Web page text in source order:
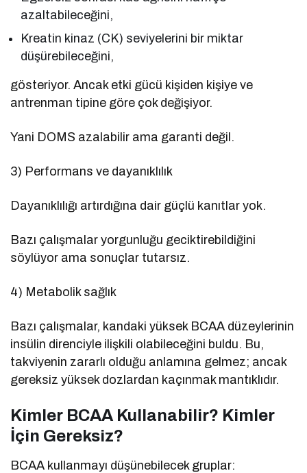
azaltabileceğini,
Kreatin kinaz (CK) seviyelerini bir miktar
düşürebileceğini,
gösteriyor. Ancak etki gücü kişiden kişiye ve
antrenman tipine göre çok değişiyor.
Yani DOMS azalabilir ama garanti değil.
3) Performans ve dayanıklılık
Dayanıklılığı artırdığına dair güçlü kanıtlar yok.
Bazı çalışmalar yorgunluğu geciktirebildiğini
söylüyor ama sonuçlar tutarsız.
4) Metabolik sağlık
Bazı çalışmalar, kandaki yüksek BCAA düzeylerinin
insülin direnciyle ilişkili olabileceğini buldu. Bu,
takviyenin zararlı olduğu anlamına gelmez; ancak
gereksiz yüksek dozlardan kaçınmak mantıklıdır.
Kimler BCAA Kullanabilir? Kimler
İçin Gereksiz?
BCAA kullanmayı düşünebilecek gruplar: